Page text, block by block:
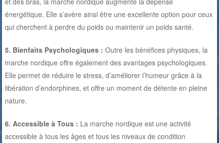
énergétique. Elle s’avère ainsi être une excellente option pour ceux
qui cherchent à perdre du poids ou maintenir un poids santé.
5. Bienfaits Psychologiques : Outre les bénéfices physiques, la
marche nordique offre également des avantages psychologiques.
Elle permet de réduire le stress, d’améliorer l’humeur grâce à la
libération d’endorphines, et offre un moment de détente en pleine
nature.
6. Accessible à Tous : La marche nordique est une activité
accessible à tous les âges et tous les niveaux de condition